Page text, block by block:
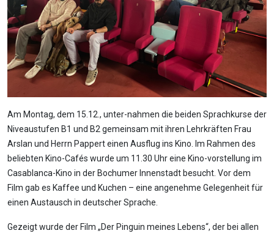
Am Montag, dem 15.12., unter-nahmen die beiden Sprachkurse der
Niveaustufen B1 und B2 gemeinsam mit ihren Lehrkräften Frau
Arslan und Herrn Pappert einen Ausflug ins Kino. Im Rahmen des
beliebten Kino-Cafés wurde um 11.30 Uhr eine Kino-vorstellung im
Casablanca-Kino in der Bochumer Innenstadt besucht. Vor dem
Film gab es Kaffee und Kuchen – eine angenehme Gelegenheit für
einen Austausch in deutscher Sprache.
Gezeigt wurde der Film „Der Pinguin meines Lebens“, der bei allen